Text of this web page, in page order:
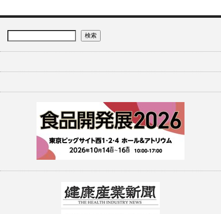
検索